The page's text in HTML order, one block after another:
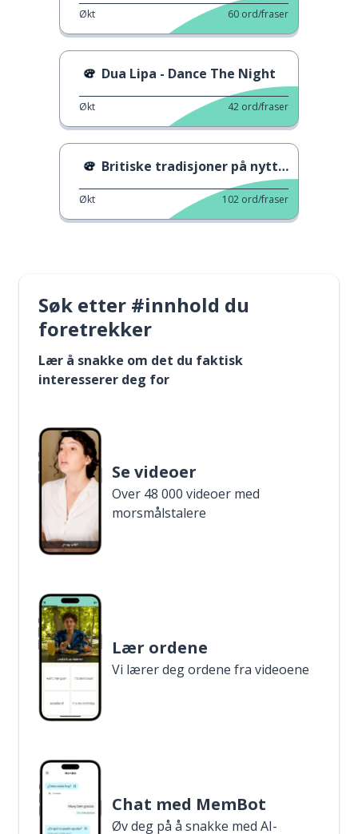
Økt 60 ord/fraser
Dua Lipa - Dance The Night
Økt 42 ord/fraser
Britiske tradisjoner på nyttårsdagen
Økt 102 ord/fraser
Søk etter #innhold du
foretrekker
Lær å snakke om det du faktisk
interesserer deg for
Se videoer
Over 48 000 videoer med
morsmålstalere
Lær ordene
Vi lærer deg ordene fra videoene
Chat med MemBot
Øv deg på å snakke med AI-